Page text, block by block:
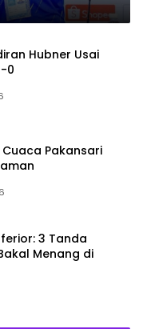
Hubner Usai
0
Cuaca Pakansari
3 Tanda
Menang di